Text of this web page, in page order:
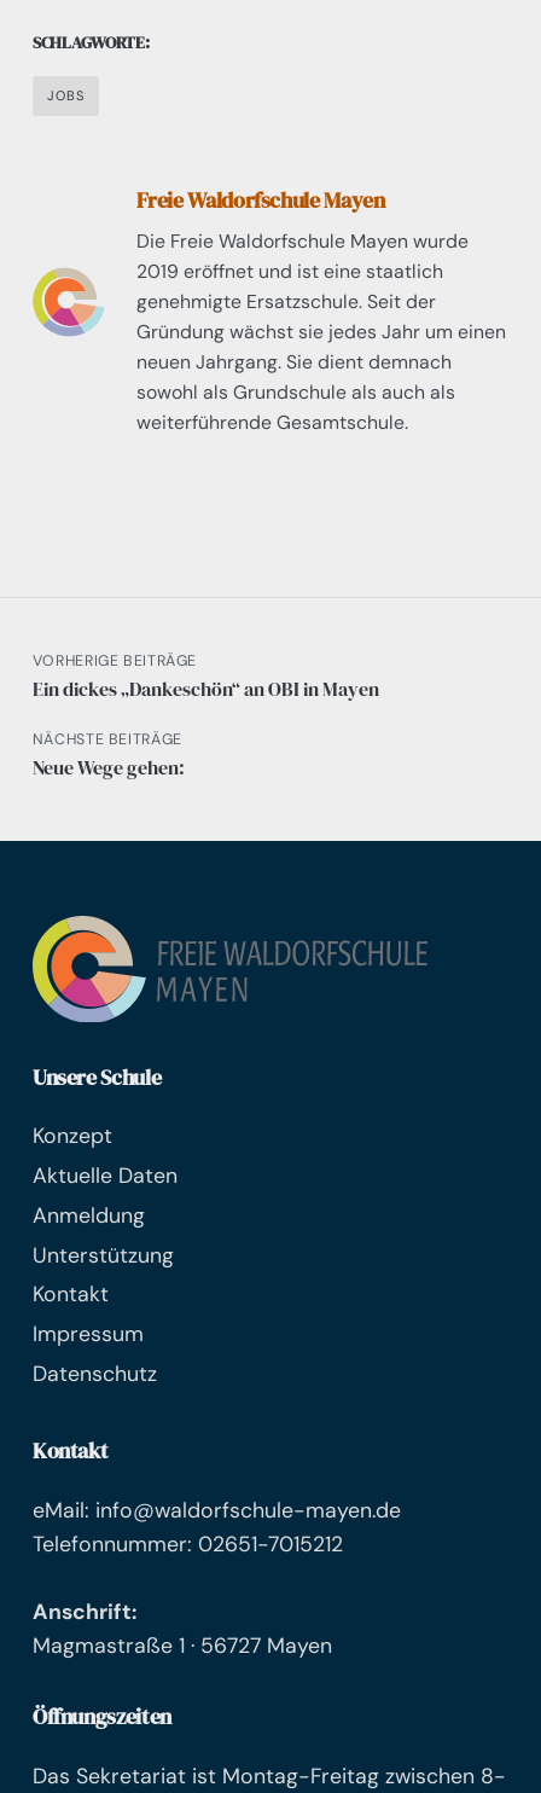
SCHLAGWORTE:
JOBS
Freie Waldorfschule Mayen
Die Freie Waldorfschule Mayen wurde
2019 eröffnet und ist eine staatlich
genehmigte Ersatzschule. Seit der
Gründung wächst sie jedes Jahr um einen
neuen Jahrgang. Sie dient demnach
sowohl als Grundschule als auch als
weiterführende Gesamtschule.
VORHERIGE BEITRÄGE
Ein dickes „Dankeschön“ an OBI in Mayen
NÄCHSTE BEITRÄGE
Neue Wege gehen:
Unsere Schule
Konzept
Aktuelle Daten
Anmeldung
Unterstützung
Kontakt
Impressum
Datenschutz
Kontakt
eMail: info@waldorfschule-mayen.de
Telefonnummer: 02651-7015212
Anschrift:
Magmastraße 1 · 56727 Mayen
Öffnungszeiten
Das Sekretariat ist Montag-Freitag zwischen 8-